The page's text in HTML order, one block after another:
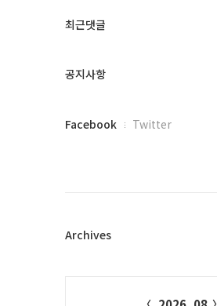
과
글
최근댓글
공지사항
페
플
Facebook Twitter
Archives